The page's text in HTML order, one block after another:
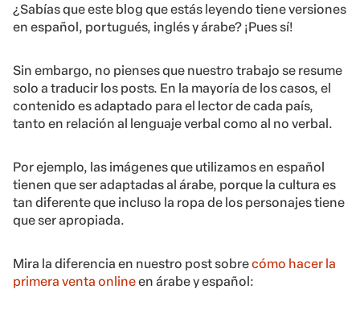
¿Sabías que este blog que estás leyendo tiene versiones
en español, portugués, inglés y árabe? ¡Pues sí!
Sin embargo, no pienses que nuestro trabajo se resume
solo a traducir los posts. En la mayoría de los casos, el
contenido es adaptado para el lector de cada país,
tanto en relación al lenguaje verbal como al no verbal.
Por ejemplo, las imágenes que utilizamos en español
tienen que ser adaptadas al árabe, porque la cultura es
tan diferente que incluso la ropa de los personajes tiene
que ser apropiada.
Mira la diferencia en nuestro post sobrecómo hacer la
primera venta onlineen árabe y español: